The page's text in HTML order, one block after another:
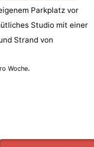
Parkplatz vor
Studio mit einer
Strand von
Woche.